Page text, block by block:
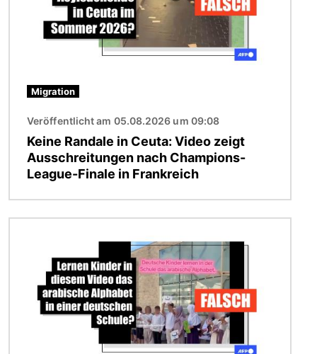
Migration
Veröffentlicht am 05.08.2026 um 09:08
Keine Randale in Ceuta: Video zeigt
Ausschreitungen nach Champions-
League-Finale in Frankreich